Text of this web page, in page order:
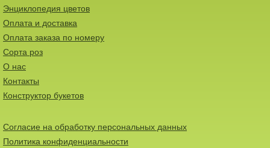
Энциклопедия цветов
Оплата и доставка
Оплата заказа по номеру
Сорта роз
О нас
Контакты
Конструктор букетов
Согласие на обработку персональных данных
Политика конфиденциальности